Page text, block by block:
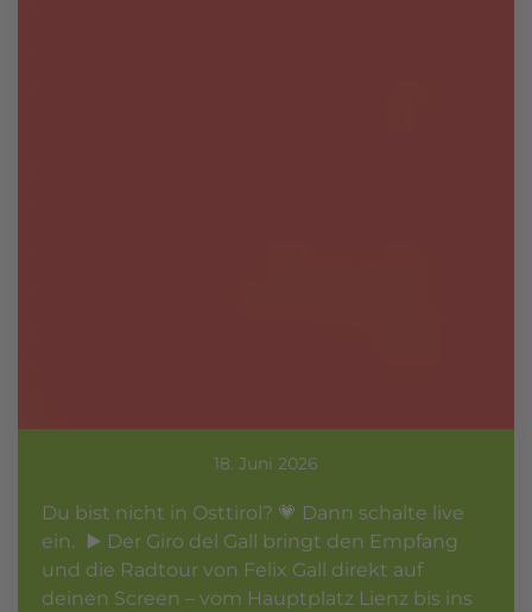
18. Juni 2026
Du bist nicht in Osttirol? 💗 Dann schalte live
ein. ▶️ Der Giro del Gall bringt den Empfang
und die Radtour von Felix Gall direkt auf
deinen Screen – vom Hauptplatz Lienz bis ins